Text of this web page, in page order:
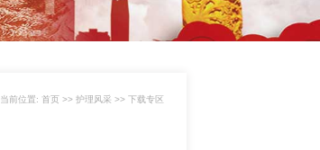
当前位置: 首页 >> 护理风采 >> 下载专区